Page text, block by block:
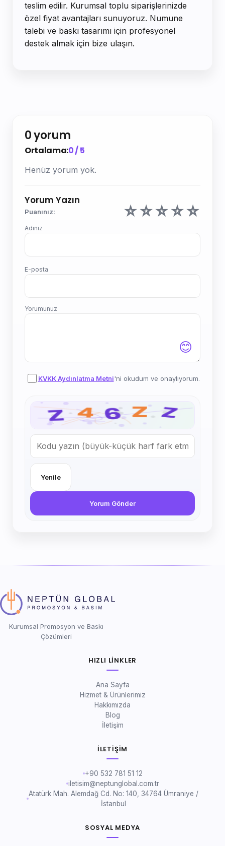
teslim edilir. Kurumsal toplu siparişlerinizde
özel fiyat avantajları sunuyoruz. Numune
talebi ve baskı tasarımı için profesyonel
destek almak için bize ulaşın.
0 yorum
Ortalama:0 / 5
Henüz yorum yok.
Yorum Yazın
Puanınız: ☆☆☆☆☆
Adınız
E-posta
Yorumunuz
😊
KVKK Aydınlatma Metni'ni okudum ve onaylıyorum.
Yenile
Yorum Gönder
Kurumsal Promosyon ve Baskı
Çözümleri
HIZLI LINKLER
Ana Sayfa
Hizmet & Ürünlerimiz
Hakkımızda
Blog
İletişim
İLETIŞIM
+90 532 781 51 12
iletisim@neptunglobal.com.tr
Atatürk Mah. Alemdağ Cd. No: 140, 34764 Ümraniye /
İstanbul
SOSYAL MEDYA